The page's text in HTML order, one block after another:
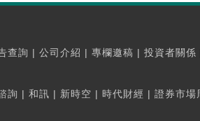
查詢 | 公司介紹 | 專欄邀稿 | 投資者關係
詢 | 和訊 | 新時空 | 時代財經 | 證券市場